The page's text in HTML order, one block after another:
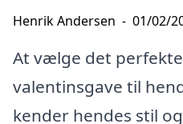
Henrik Andersen - 01/02/
At vælge det
valentinsgave til
kender hendes stil